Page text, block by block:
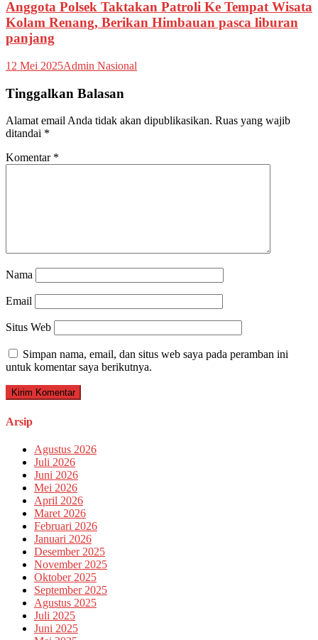
Anggota Polsek Taktakan Patroli Ke Tempat Wisata
Kolam Renang, Berikan Himbauan pasca liburan
panjang
12 Mei 2025Admin Nasional
Tinggalkan Balasan
Alamat email Anda tidak akan dipublikasikan. Ruas yang wajib
ditandai *
Komentar *
Nama
Email
Situs Web
Simpan nama, email, dan situs web saya pada peramban ini
untuk komentar saya berikutnya.
Arsip
Agustus 2026
Juli 2026
Juni 2026
Mei 2026
April 2026
Maret 2026
Februari 2026
Januari 2026
Desember 2025
November 2025
Oktober 2025
September 2025
Agustus 2025
Juli 2025
Juni 2025